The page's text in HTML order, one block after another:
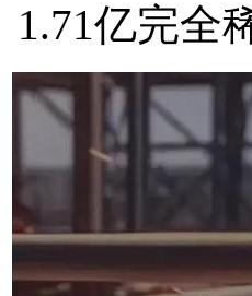
1.71亿完全